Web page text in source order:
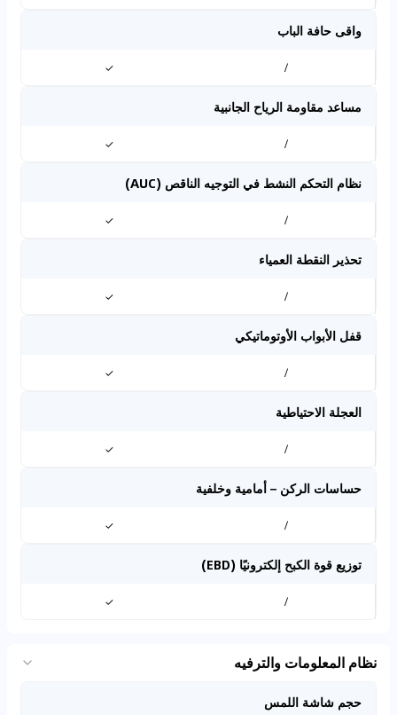
واقى حافة الباب
/
✓
مساعد مقاومة الرياح الجانبية
/
✓
نظام التحكم النشط في التوجيه الناقص (AUC)
/
✓
تحذير النقطة العمياء
/
✓
قفل الأبواب الأوتوماتيكي
/
✓
العجلة الاحتياطية
/
✓
حساسات الركن – أمامية وخلفية
/
✓
توزيع قوة الكبح إلكترونيًا (EBD)
/
✓
نظام المعلومات والترفيه
حجم شاشة اللمس